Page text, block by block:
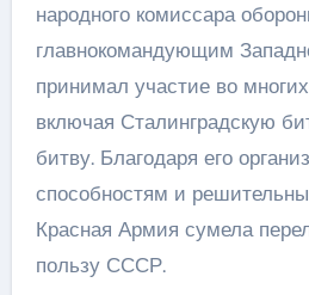
народного комиссара
главнокомандующим
принимал участие во
включая Сталинградскую
битву. Благодаря его
способностям и
Красная Армия сумела
пользу СССР.